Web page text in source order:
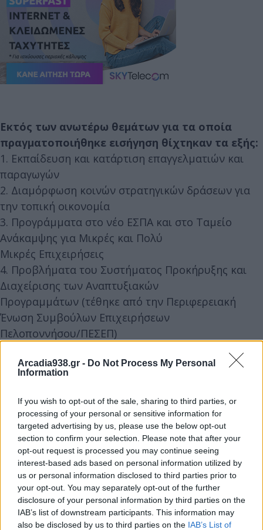
Arcadia938.gr - Do Not Process My Personal
Information
If you wish to opt-out of the sale, sharing to third parties, or
processing of your personal or sensitive information for
targeted advertising by us, please use the below opt-out
section to confirm your selection. Please note that after your
opt-out request is processed you may continue seeing
interest-based ads based on personal information utilized by
us or personal information disclosed to third parties prior to
your opt-out. You may separately opt-out of the further
disclosure of your personal information by third parties on the
IAB’s list of downstream participants. This information may
also be disclosed by us to third parties on the IAB’s List of
Εκτός των ανωτέρω θεμάτων για τα οποία
πραγματοποιήθηκε εισήγηση θίχτηκαν τα εξής:
1. Εκπαίδευση και κατάρτιση επαγγελματιών και
παραγωγών
2. Διαμόρφωση κοινών στρατηγικών δράσεων για
την τοπική οικονομία
3. Προγράμματα στο νέο ΕΣΠΑ και στο Ταμείο
Ανάκαμψης για Μικρές και Πολύ
Μικρές Επιχειρήσεις
4. Προβλήματα του Συστήματος Προκήρυξης και
Διαχείρισης των Αναπτυξιακών
Προγραμμάτων (τέθηκε από την Περιφερειακή
Ένωση Συμβούλων Επιχειρήσεων
Πελοποννήσου/ΠΕΣΕΠ)
ευχαρίστησε τους Προέδρους και τους
συμμετέχοντες της συνεδρίασης. Στην τοποθέτησή
του έθιξε το κόστος λειτουργίας των μικρομεσαίων
επιχειρήσεων που αποτελεί ένα από τα ακανθώδη
ζητήματα που αντιμετωπίζουν και τόνισε ότι είναι
ζήτημα μείζονος σημασίας η δημιουργία και
απορρόφηση επενδυτικών εργαλείων για την
στήριξη του τοπικού επιχειρείν.